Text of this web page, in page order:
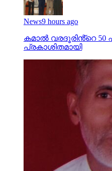
News9 hours ago
കമാൽ വരദൂരിൻ്റെ
പ്രകാശിതമായി